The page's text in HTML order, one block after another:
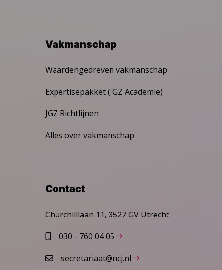
Vakmanschap
Waardengedreven vakmanschap
Expertisepakket (JGZ Academie)
JGZ Richtlijnen
Alles over vakmanschap
Contact
Churchilllaan 11, 3527 GV Utrecht
030 - 760 04 05
secretariaat@ncj.nl